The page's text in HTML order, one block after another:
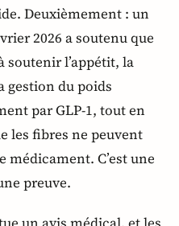
Deuxièmement : un
2026 a soutenu que
soutenir l’appétit, la
gestion du poids
par GLP-1, tout en
les fibres ne peuvent
médicament. C’est une
preuve.